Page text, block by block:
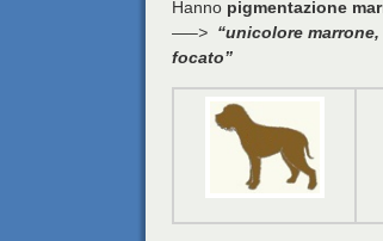
Hanno pigmentazione
—–> “unicolore
focato”